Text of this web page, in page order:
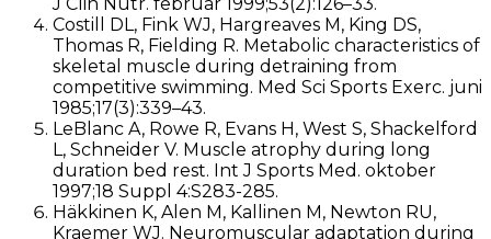
Costill DL, Fink WJ, Hargreaves M, King DS,
Thomas R, Fielding R. Metabolic characteristics of
skeletal muscle during detraining from
competitive swimming. Med Sci Sports Exerc. juni
1985;17(3):339–43.
LeBlanc A, Rowe R, Evans H, West S, Shackelford
L, Schneider V. Muscle atrophy during long
duration bed rest. Int J Sports Med. oktober
1997;18 Suppl 4:S283-285.
Häkkinen K, Alen M, Kallinen M, Newton RU,
Kraemer WJ. Neuromuscular adaptation during